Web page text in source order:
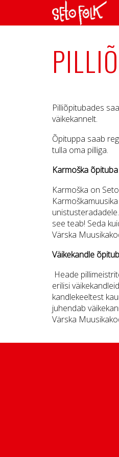
Pilliõpitubades
väikekannelt.
Õpituppa saab
tulla oma pilliga.
Karmoška õpituba
Karmoška on
see teab! Seda
Värska
Väikekandle
Heade
erilisi
kandlekeeltest
juhendab
Värska